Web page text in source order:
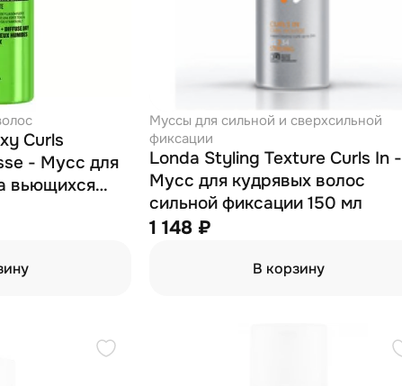
Curls
- Мусс для
вьющихся
Муссы для сильной и сверхсильной
фиксации
Londa Styling Texture Curls In -
Мусс для кудрявых волос
сильной фиксации 150 мл
1 148 ₽
В корзину